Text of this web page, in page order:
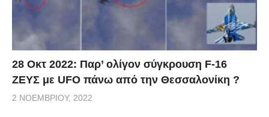
28 Οκτ 2022: Παρ’ ολίγον σύγκρουση F-16
ΖΕΥΣ με UFO πάνω από την Θεσσαλονίκη ?
2 ΝΟΕΜΒΡΊΟΥ, 2022